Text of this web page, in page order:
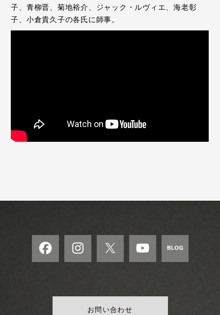
子、青柳晋、菊地裕介、ジャック・ルヴィエ、海老彰
子、小倉貴久子の各氏に師事。
お問い合わせ